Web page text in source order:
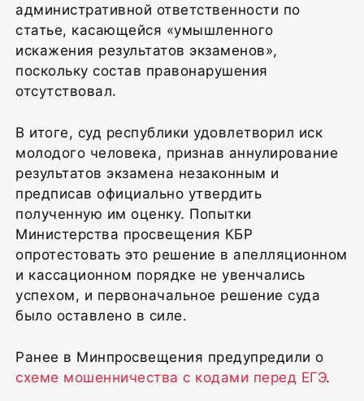
административной ответственности по
статье, касающейся «умышленного
искажения результатов экзаменов»,
поскольку состав правонарушения
отсутствовал.
В итоге, суд республики удовлетворил иск
молодого человека, признав аннулирование
результатов экзамена незаконным и
предписав официально утвердить
полученную им оценку. Попытки
Министерства просвещения КБР
опротестовать это решение в апелляционном
и кассационном порядке не увенчались
успехом, и первоначальное решение суда
было оставлено в силе.
Ранее в Минпросвещения предупредили о
схеме мошенничества с кодами перед ЕГЭ.